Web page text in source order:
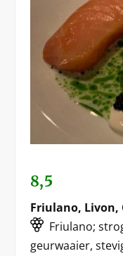
8,5
Friulano, Livon,
Friulano;
geurwaaier,